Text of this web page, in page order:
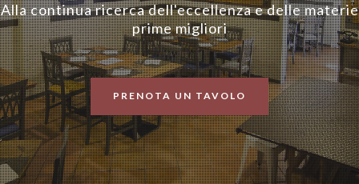
Alla continua ricerca dell'eccellenza e delle materie
prime migliori
PRENOTA UN TAVOLO